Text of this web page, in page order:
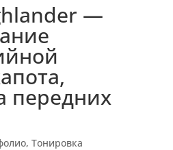
—
передних
, Тонировка